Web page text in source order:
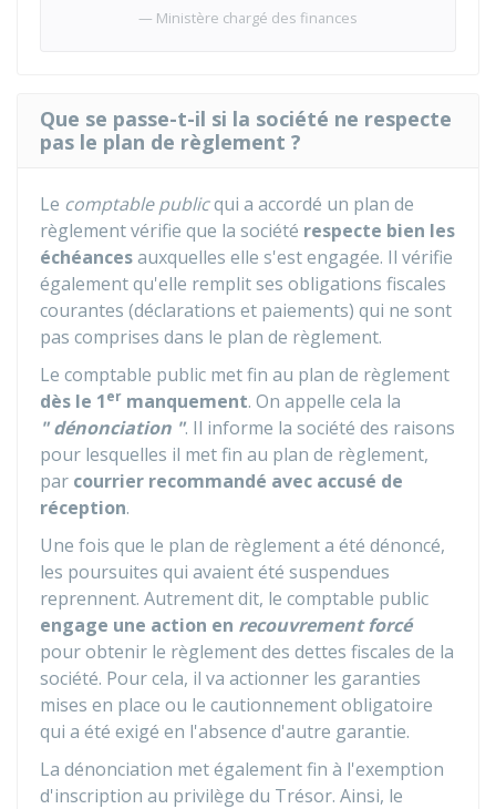
Ministère chargé des finances
Que se passe-t-il si la société ne respecte
pas le plan de règlement ?
Le comptable publicqui a accordé un plan de
règlement vérifie que la société respecte bien les
échéancesauxquelles elle s'est engagée. Il vérifie
également qu'elle remplit ses obligations fiscales
courantes (déclarations et paiements) qui ne sont
pas comprises dans le plan de règlement.
Le comptable public met fin au plan de règlement
dès le 1er manquement. On appelle cela la
" dénonciation ". Il informe la société des raisons
pour lesquelles il met fin au plan de règlement,
par courrier recommandé avec accusé de
réception.
Une fois que le plan de règlement a été dénoncé,
les poursuites qui avaient été suspendues
reprennent. Autrement dit, le comptable public
engage une action en recouvrement forcé
pour obtenir le règlement des dettes fiscales de la
société. Pour cela, il va actionner les garanties
mises en place ou le cautionnement obligatoire
qui a été exigé en l'absence d'autre garantie.
La dénonciation met également fin à l'exemption
d'inscription au privilège du Trésor. Ainsi, le